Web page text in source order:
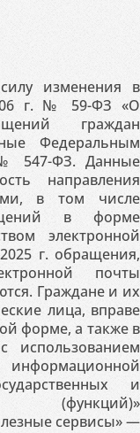
изменения в
г. № 59-ФЗ «О
граждан
Федеральным
547-ФЗ. Данные
направления
в том числе
в форме
электронной
г. обращения,
почты
Граждане и их
лица, вправе
форме, а также в
использованием
и
(функций)»
сервисы» —